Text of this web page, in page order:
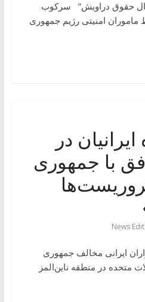
حقوق دراویش” سرکوب
امنیتی رژیم جمهوری
در
با جمهوری
News
۴ ژوئیه ۲۰۲۶، هزاران ایرانی مخالف جمهوری
متحده در منطقه ناین‌المز